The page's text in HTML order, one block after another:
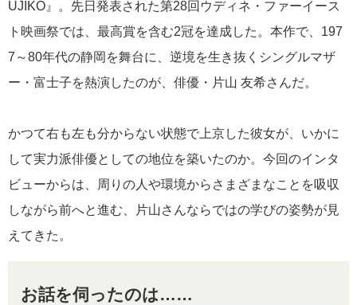
UJIKO』。先日発表された第28回ウディネ・ファーイース
ト映画祭では、最高賞を含む2冠を達成した。本作で、197
7～80年代の静岡を舞台に、逆境を生き抜くシングルマザ
ー・富士子を熱演したのが、俳優・片山 友希さんだ。
かつて右も左も分からない状態で上京した彼女が、いかに
して実力派俳優としての地位を築いたのか。今回のインタ
ビューからは、周りの人や環境からさまざまなことを吸収
しながら前へと進む、片山さんならではの学びの姿勢が見
えてきた。
お話を伺ったのは……